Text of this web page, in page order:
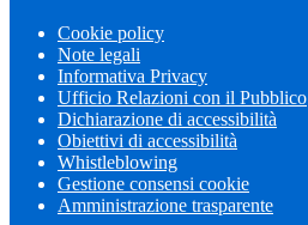
Cookie policy
Note legali
Informativa Privacy
Ufficio Relazioni con il Pubblico
Dichiarazione di accessibilità
Obiettivi di accessibilità
Whistleblowing
Gestione consensi cookie
Amministrazione trasparente